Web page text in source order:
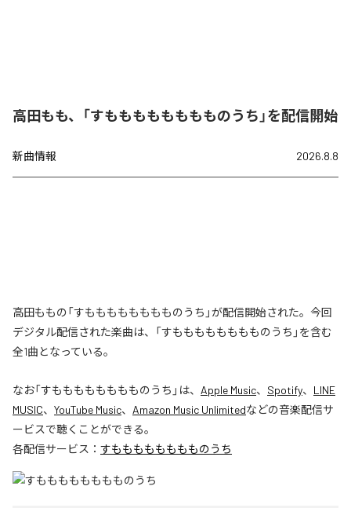
高田もも、「すもももももももものうち」を配信開始
新曲情報 2026.8.8
高田ももの「すもももももももものうち」が配信開始された。今回
デジタル配信された楽曲は、「すもももももももものうち」を含む
全1曲となっている。
なお「すもももももももものうち 」は、 Apple Music、 Spotify、 LINE
MUSIC、 YouTube Music、 Amazon Music Unlimitedなどの音楽配信サ
ービスで聴くことができる。
各配信サービス： すもももももももものうち